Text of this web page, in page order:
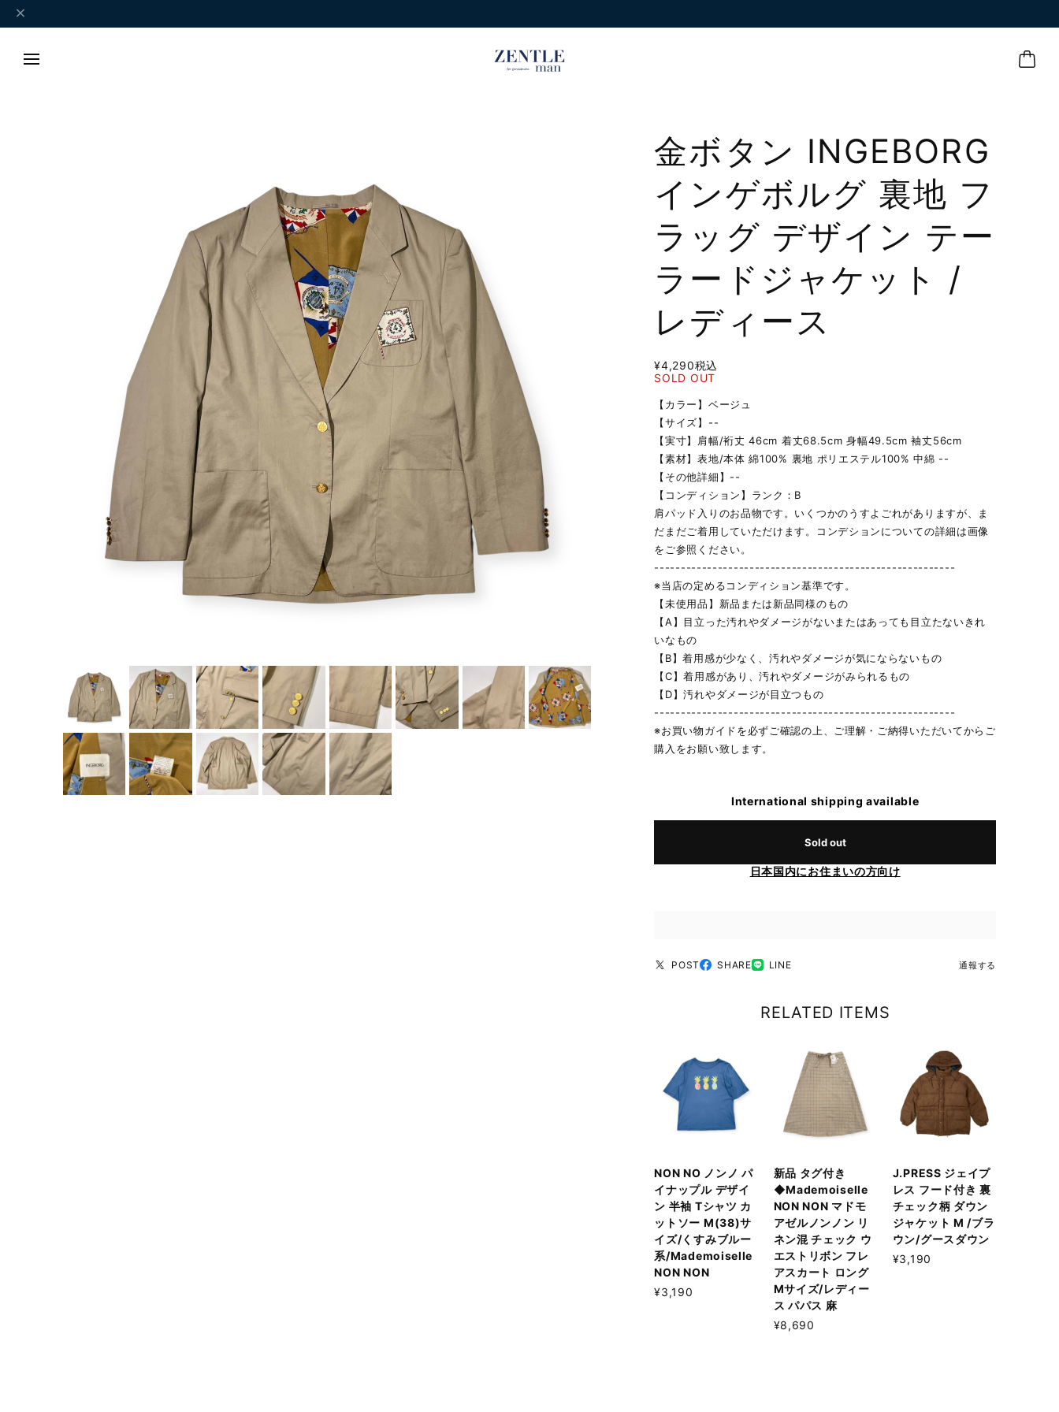
金ボタン INGEBORG
インゲボルグ 裏地 フ
ラッグ デザイン テー
ラードジャケット /
レディース
¥4,290税込
SOLD OUT
【カラー】ベージュ
【サイズ】--
【実寸】肩幅/裄丈 46cm 着丈68.5cm 身幅49.5cm 袖丈56cm
【素材】表地/本体 綿100% 裏地 ポリエステル100% 中綿 --
【その他詳細】--
【コンディション】ランク：B
肩パッド入りのお品物です。いくつかのうすよごれがありますが、ま
だまだご着用していただけます。コンデションについての詳細は画像
をご参照ください。
---------------------------------------------------------
※当店の定めるコンディション基準です。
【未使用品】新品または新品同様のもの
【A】目立った汚れやダメージがないまたはあっても目立たないきれ
いなもの
【B】着用感が少なく、汚れやダメージが気にならないもの
【C】着用感があり、汚れやダメージがみられるもの
【D】汚れやダメージが目立つもの
---------------------------------------------------------
※お買い物ガイドを必ずご確認の上、ご理解・ご納得いただいてからご
購入をお願い致します。
International shipping available
Sold out
日本国内にお住まいの方向け
POST SHARE LINE 通報する
RELATED ITEMS
NON NO ノンノ パ
イナップル デザイ
ン 半袖 Tシャツ カ
ットソー M(38)サ
イズ/くすみブルー
系/Mademoiselle
NON NON
¥3,190
新品 タグ付き
◆Mademoiselle
NON NON マドモ
アゼルノンノン リ
ネン混 チェック ウ
エストリボン フレ
アスカート ロング
Mサイズ/レディー
ス パパス 麻
¥8,690
J.PRESS ジェイプ
レス フード付き 裏
チェック柄 ダウン
ジャケット M /ブラ
ウン/グースダウン
¥3,190